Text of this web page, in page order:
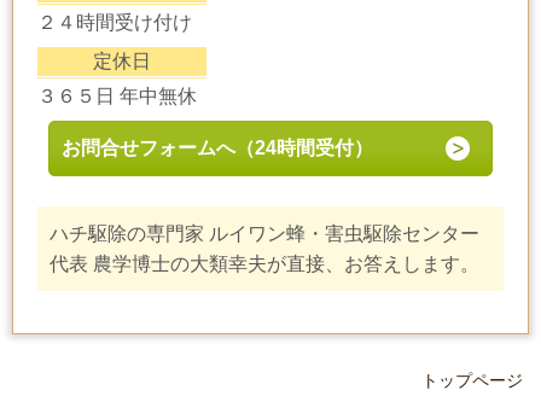
２４時間受け付け
定休日
３６５日 年中無休
お問合せフォームへ（24時間受付）
ハチ駆除の専門家 ルイワン蜂・害虫駆除センター
代表 農学博士の大類幸夫が直接、お答えします。
トップページ